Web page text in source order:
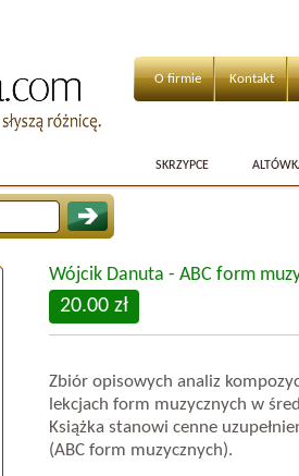
O firmie Kontakt
SKRZYPCE
Wójcik Danuta - ABC form
20.00 zł
Zbiór opisowych analiz
lekcjach form muzycznych w
Książka stanowi cenne
(ABC form muzycznych).